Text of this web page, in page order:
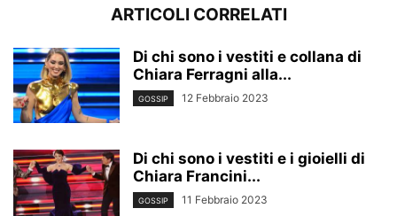
ARTICOLI CORRELATI
Di chi sono i vestiti e collana di
Chiara Ferragni alla...
GOSSIP 12 Febbraio 2023
Di chi sono i vestiti e i gioielli di
Chiara Francini...
GOSSIP 11 Febbraio 2023